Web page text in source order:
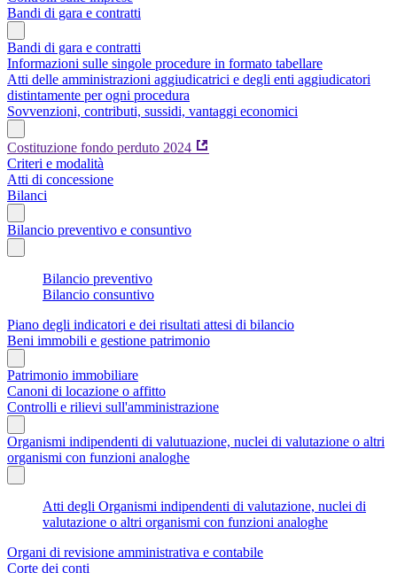
Bandi di gara e contratti
Bandi di gara e contratti
Informazioni sulle singole procedure in formato tabellare
Atti delle amministrazioni aggiudicatrici e degli enti aggiudicatori
distintamente per ogni procedura
Sovvenzioni, contributi, sussidi, vantaggi economici
Costituzione fondo perduto 2024
Criteri e modalità
Atti di concessione
Bilanci
Bilancio preventivo e consuntivo
Bilancio preventivo
Bilancio consuntivo
Piano degli indicatori e dei risultati attesi di bilancio
Beni immobili e gestione patrimonio
Patrimonio immobiliare
Canoni di locazione o affitto
Controlli e rilievi sull'amministrazione
Organismi indipendenti di valutuazione, nuclei di valutazione o altri
organismi con funzioni analoghe
Atti degli Organismi indipendenti di valutazione, nuclei di
valutazione o altri organismi con funzioni analoghe
Organi di revisione amministrativa e contabile
Corte dei conti